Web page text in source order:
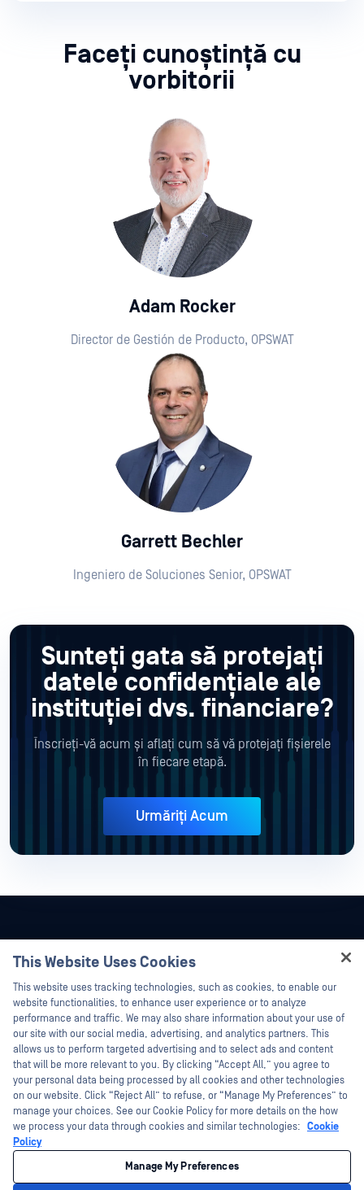
Faceți cunoștință cu
vorbitorii
Adam Rocker
Director de Gestión de Producto, OPSWAT
Garrett Bechler
Ingeniero de Soluciones Senior, OPSWAT
Sunteți gata să protejați
datele confidențiale ale
instituției dvs. financiare?
Înscrieți-vă acum și aflați cum să vă protejați fișierele
în fiecare etapă.
Urmăriți Acum
©2026 OPSWAT . Toate drepturile rezervate. OPSWAT, MetaDefender, Metascan,
MetaAccess, OPSWAT , Trust no File. Trust No Device., OPSWAT , Protecting the
World's Critical Infrastructure, Deep CDR™ Technology, InQuest, logo-ul InQuest,
DFI, RetroHunt, Deep File Inspection și Join the Hunt sunt mărci comerciale ale
OPSWAT . Mărcile comerciale ale terților sunt proprietatea deținătorilor respectivi.
Politica de confidențialitate
Opțiunile dumneavoastră de
This Website Uses Cookies
This website uses tracking technologies, such as cookies, to enable our
website functionalities, to enhance user experience or to analyze
performance and traffic. We may also share information about your use of
our site with our social media, advertising, and analytics partners. This
allows us to perform targeted advertising and to select ads and content
that will be more relevant to you. By clicking “Accept All,” you agree to
your personal data being processed by all cookies and other technologies
on our website. Click “Reject All” to refuse, or “Manage My Preferences” to
manage your choices. See our Cookie Policy for more details on the how
we process your data through cookies and similar technologies: Cookie
Policy
Manage My Preferences
Hey there!
I'm Ozzy, your OPSWAT virtual assistant.
How can I help you secure what's critical
today?